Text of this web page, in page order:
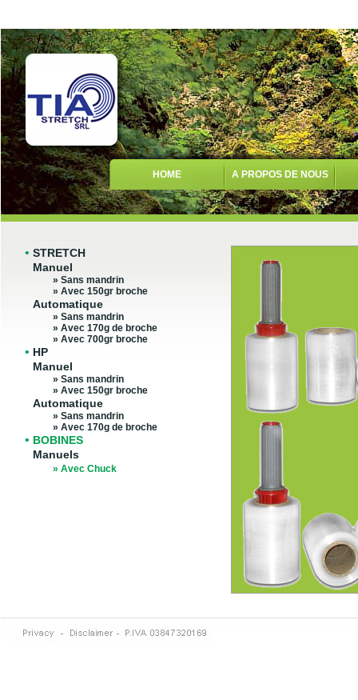
HOME A PROPOS DE NOUS
• STRETCH
Manuel
» Sans mandrin
» Avec 150gr broche
Automatique
» Sans mandrin
» Avec 170g de broche
» Avec 700gr broche
• HP
Manuel
» Sans mandrin
» Avec 150gr broche
Automatique
» Sans mandrin
» Avec 170g de broche
• BOBINES
Manuels
» Avec Chuck